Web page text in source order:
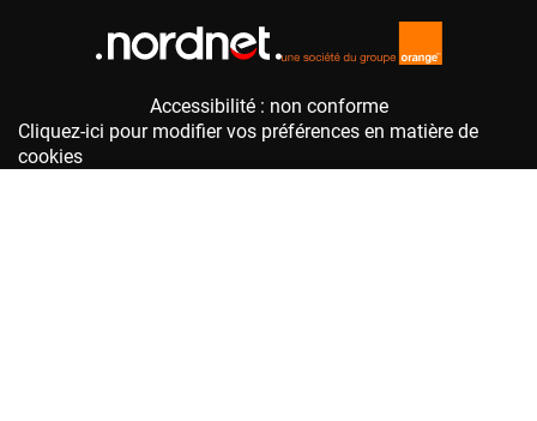
Accessibilité : non conforme
Cliquez-ici pour modifier vos préférences en matière de
cookies